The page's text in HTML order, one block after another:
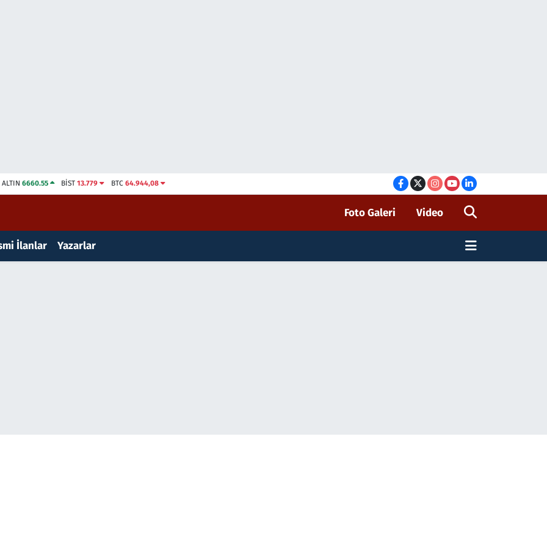
ALTIN 6660.55 BİST13.779 BTC 64.944,08
Foto Galeri Video
İlanlar Yazarlar